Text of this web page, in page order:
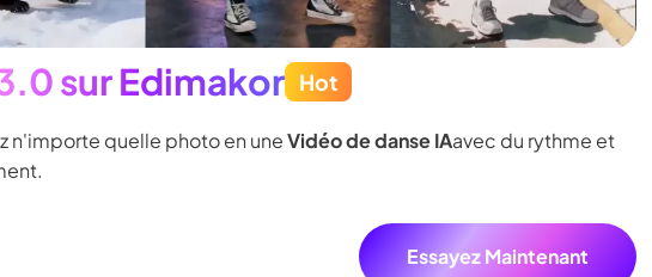
Télécharger Essai Gratuit
le logiciel Edimakor sur votre ordinateur et sélectionnez “
“Faire Photo Parler” et choisissez la méthode "Audio
Importez votre audio ou saisir le contenu.
sur Edimakor Hot
n'importe quelle photo en uneVidéo de danse IAavec du rythme et
Essayez Maintenant